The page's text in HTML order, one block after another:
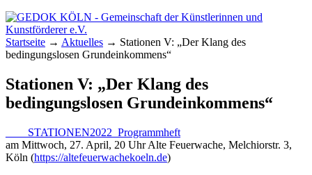
GEDOK KÖLN
Gemeinschaft der Künstlerinnen und
Kunstförderer e.V.
Startseite → Aktuelles → Stationen V: „Der Klang des
bedingungslosen Grundeinkommens“
Stationen V: „Der Klang des
bedingungslosen Grundeinkommens“
____STATIONEN2022_Programmheft
am Mittwoch, 27. April, 20 Uhr Alte Feuerwache, Melchiorstr. 3,
Köln (https://altefeuerwachekoeln.de)